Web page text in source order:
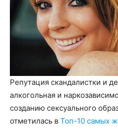
Репутация скандалистки и
алкогольная и
созданию сексуального
отметилась в Топ-10 самых